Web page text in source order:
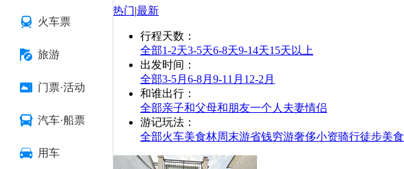
火车票
旅游
门票·活动
汽车·船票
用车
热门|最新
行程天数 ：
全部1-2天3-5天6-8天9-14天15天以上
出发时间 ：
全部3-5月 6-8月 9-11月 12-2月
和谁出行 ：
全部亲子和父母和朋友一个人 夫妻情侣
游记玩法 ：
全部火车美食林周末游省钱穷游奢侈小资骑行徒步美食